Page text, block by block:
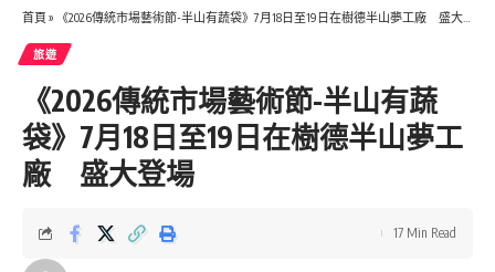
首頁 » 《2026傳統市場藝術節-半山有蔬袋》7月18日至19日在樹德半山夢工廠 盛大登場
旅遊
《2026傳統市場藝術節-半山有蔬
袋》7月18日至19日在樹德半山夢工
廠 盛大登場
17 Min Read